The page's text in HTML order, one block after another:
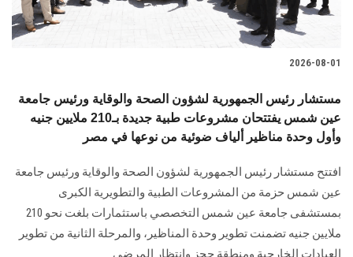
2026-08-01
مستشار رئيس الجمهورية لشؤون الصحة والوقاية ورئيس جامعة
عين شمس يفتتحان مشروعات طبية جديدة بـ210 ملايين جنيه
وأول وحدة مناظير ألياف ضوئية من نوعها في مصر
افتتح مستشار رئيس الجمهورية لشؤون الصحة والوقاية ورئيس جامعة
عين شمس حزمة من المشروعات الطبية والتطويرية الكبرى
بمستشفى جامعة عين شمس التخصصي باستثمارات بلغت نحو 210
ملايين جنيه تضمنت تطوير وحدة المناظير، والمرحلة الثانية من تطوير
العيادات الخارجية ومنطقة حجز وانتظار المرضى